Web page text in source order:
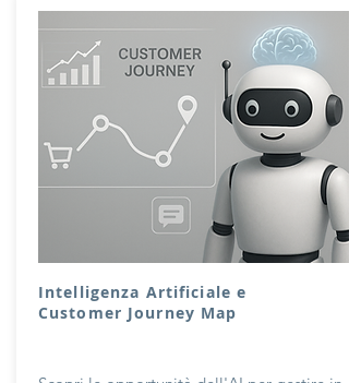
Intelligenza Artificiale e
Customer Journey Map